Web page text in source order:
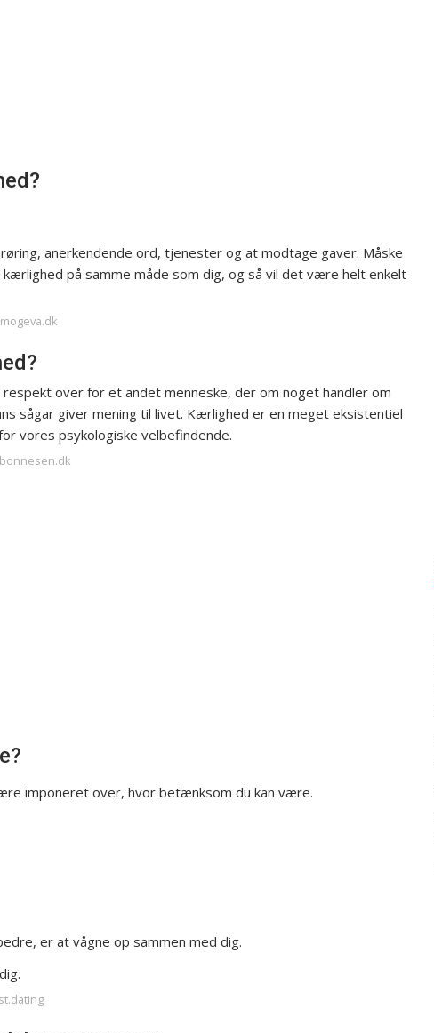
anerkendende ord, tjenester og at modtage gaver. Måske
på samme måde som dig, og så vil det være helt enkelt
over for et andet menneske, der om noget handler om
sågar giver mening til livet. Kærlighed er en meget eksistentiel
vores psykologiske velbefindende.
imponeret over, hvor betænksom du kan være.
er at vågne op sammen med dig.